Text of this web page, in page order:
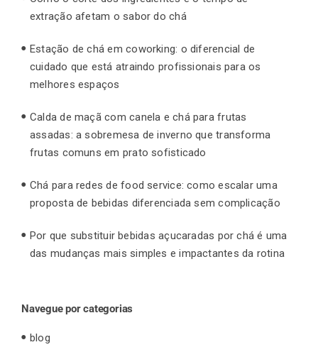
extração afetam o sabor do chá
Estação de chá em coworking: o diferencial de
cuidado que está atraindo profissionais para os
melhores espaços
Calda de maçã com canela e chá para frutas
assadas: a sobremesa de inverno que transforma
frutas comuns em prato sofisticado
Chá para redes de food service: como escalar uma
proposta de bebidas diferenciada sem complicação
Por que substituir bebidas açucaradas por chá é uma
das mudanças mais simples e impactantes da rotina
Navegue por categorias
blog